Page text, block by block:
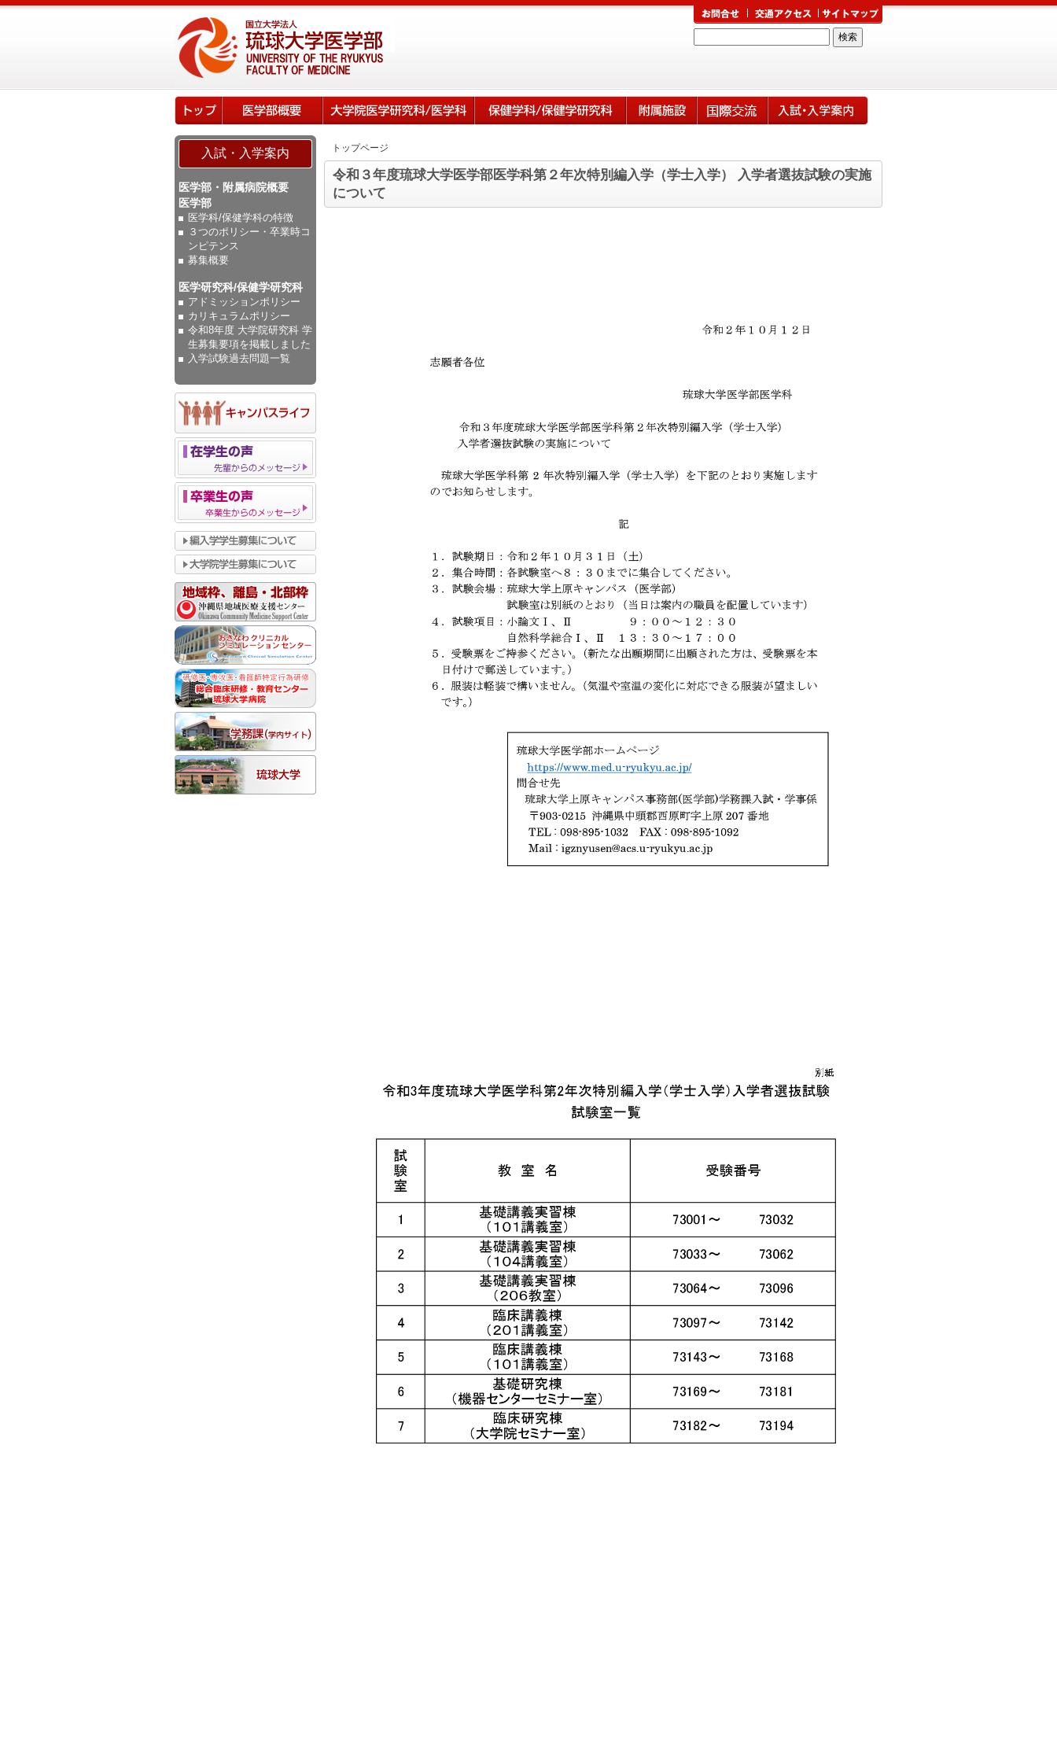
トップページ
令和３年度琉球大学医学部医学科第２年次特別編入学（学士入学） 入学者選抜試験の実施
について
入試・入学案内
医学部・附属病院概要
医学部
医学科/保健学科の特徴
３つのポリシー・卒業時コ
ンピテンス
募集概要
医学研究科/保健学研究科
アドミッションポリシー
カリキュラムポリシー
令和8年度 大学院研究科 学
生募集要項を掲載しました
入学試験過去問題一覧